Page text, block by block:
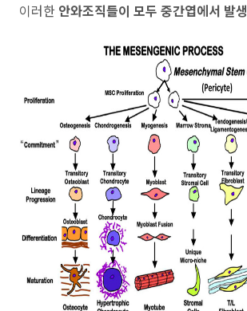
이러한 안와조직들이 모두 중간엽에서 발생